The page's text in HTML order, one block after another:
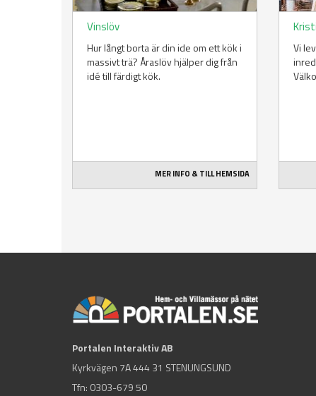
Vinslöv
Hur långt borta är din ide om ett kök i
massivt trä? Åraslöv hjälper dig från
idé till färdigt kök.
MER INFO & TILL HEMSIDA
Vi
Portalen Interaktiv AB
Kyrkvägen 7A 444 31 STENUNGSUND
Tfn: 0303-679 50